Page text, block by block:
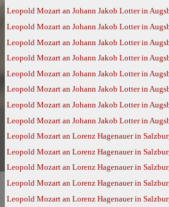
Leopold Mozart an Johann Jakob Lotter in
Leopold Mozart an Johann Jakob Lotter in
Leopold Mozart an Johann Jakob Lotter in
Leopold Mozart an Johann Jakob Lotter in
Leopold Mozart an Johann Jakob Lotter in
Leopold Mozart an Johann Jakob Lotter in
Leopold Mozart an Johann Jakob Lotter in
Leopold Mozart an Johann Jakob Lotter in
Leopold Mozart an Lorenz Hagenauer in
Leopold Mozart an Lorenz Hagenauer in
Leopold Mozart an Lorenz Hagenauer in
Leopold Mozart an Lorenz Hagenauer in
Leopold Mozart an Lorenz Hagenauer in